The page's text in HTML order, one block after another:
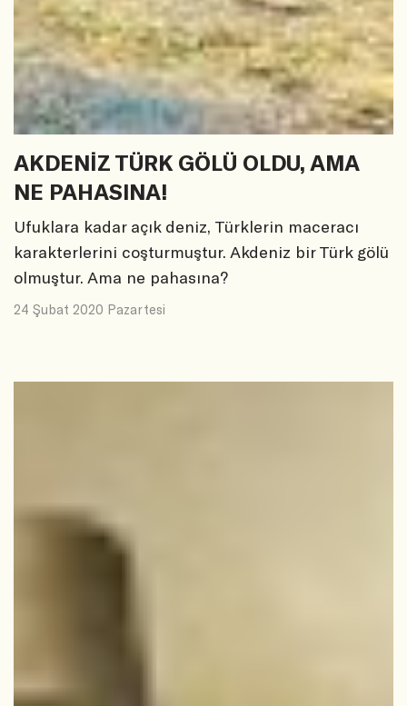
AKDENİZ TÜRK GÖLÜ OLDU, AMA
NE PAHASINA!
Ufuklara kadar açık deniz, Türklerin maceracı
karakterlerini coşturmuştur. Akdeniz bir Türk gölü
olmuştur. Ama ne pahasına?
24 Şubat 2020 Pazartesi